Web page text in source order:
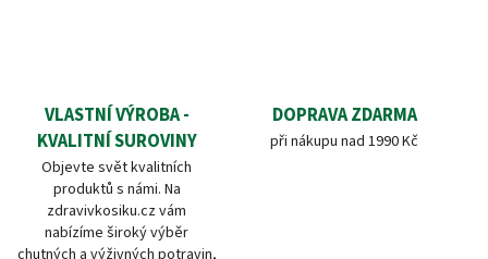
VLASTNÍ VÝROBA -
KVALITNÍ SUROVINY
Objevte svět kvalitních
produktů s námi. Na
zdravivkosiku.cz vám
nabízíme široký výběr
chutných a výživných potravin,
DOPRAVA ZDARMA
při nákupu nad 1990 Kč